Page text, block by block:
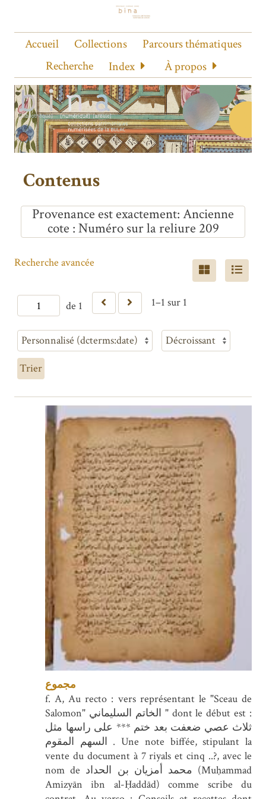
Accueil Collections
Parcours thématiques
Recherche
Index À propos
Contenus
Provenance est exactement Ancienne
cote : Numéro sur la reliure 209
de 1 1–1 sur 1
Recherche avancée
Trier
مجموع
f. A, Au recto : vers représentant le "Sceau de
Salomon" الخاتم السليماني " dont le début est :
ثلاث عصي ضعفت بعد ختم *** على راسها مثل
السهم المقوم . Une note biffée, stipulant la
vente du document à 7 riyals et cinq ..?, avec le
nom de محمد أمزيان بن الحداد (Muḥammad
Amizyān ibn al-Ḥaddād) comme scribe du